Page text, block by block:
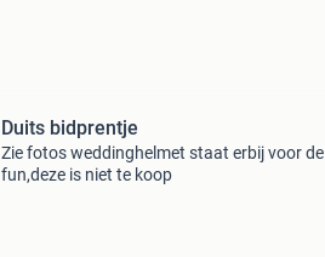
Duits bidprentje
Zie fotos weddinghelmet staat erbij voor de
fun,deze is niet te koop